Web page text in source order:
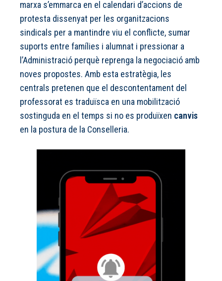
marxa s’emmarca en el calendari d’accions de
protesta dissenyat per les organitzacions
sindicals per a mantindre viu el conflicte, sumar
suports entre famílies i alumnat i pressionar a
l’Administració perquè reprenga la negociació amb
noves propostes. Amb esta estratègia, les
centrals pretenen que el descontentament del
professorat es traduïsca en una mobilització
sostinguda en el temps si no es produïxen canvis
en la postura de la Conselleria.